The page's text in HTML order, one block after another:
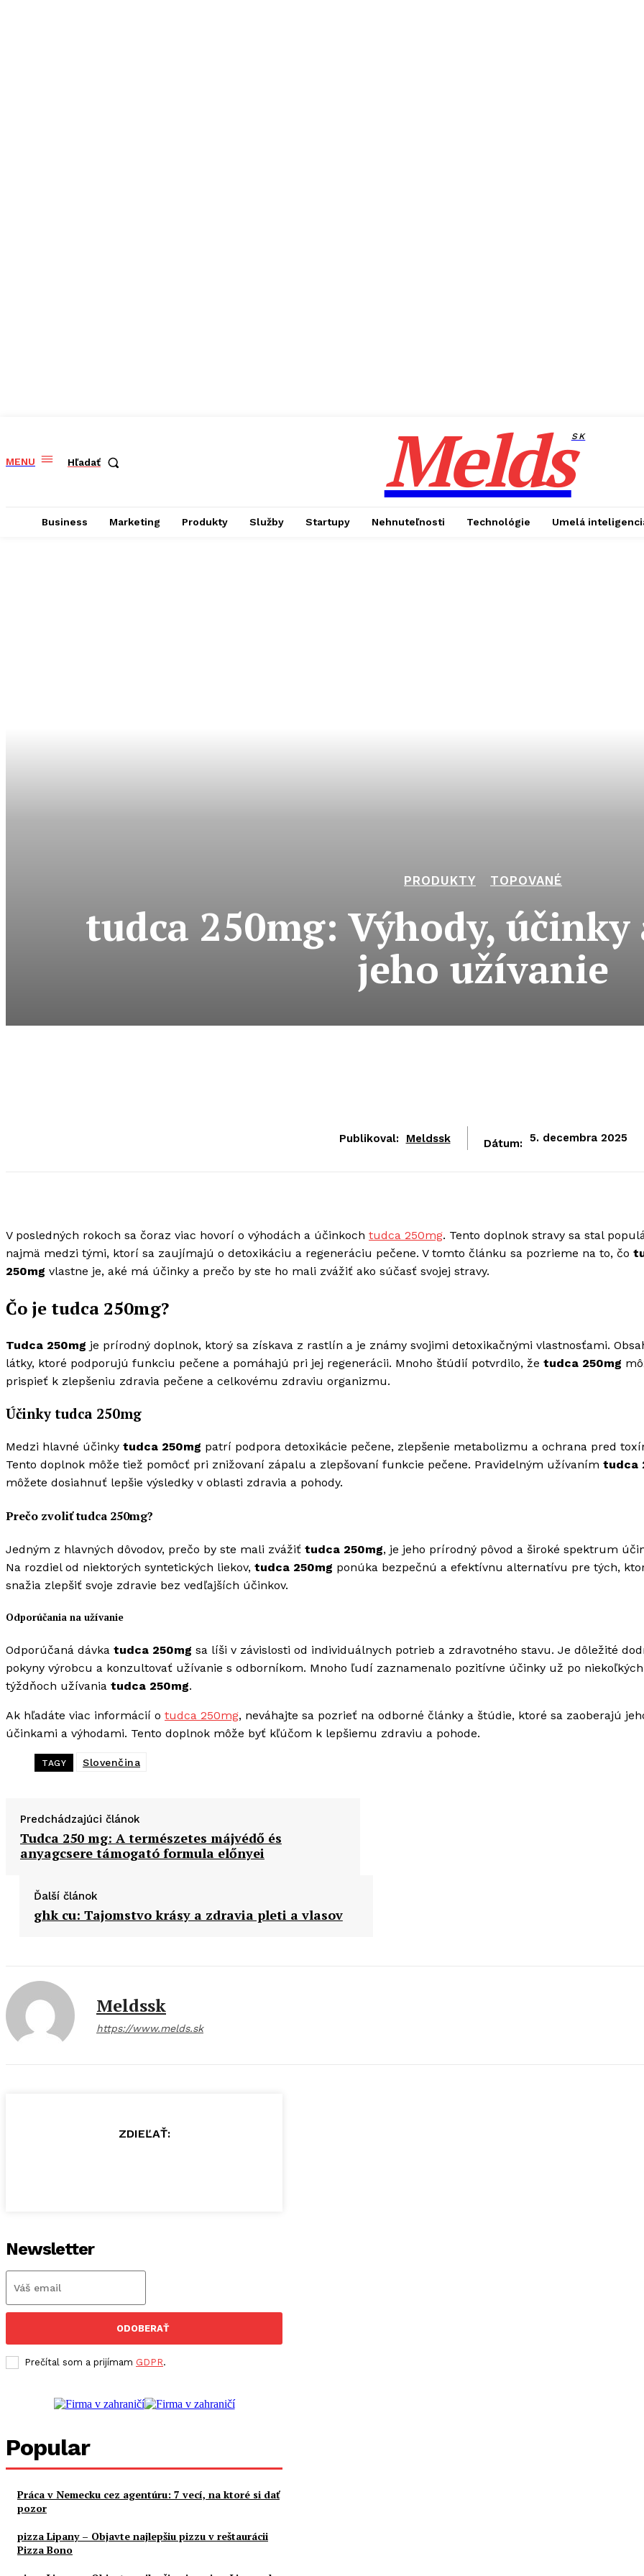
MENU Hľadať MeldsSK
Business Marketing Produkty Služby Startupy Nehnuteľnosti Technológie Umelá
PRODUKTY TOPOVANÉ
tudca 250mg: Výhody,
jeho užívanie
Publikoval: Meldssk Dátum: 5. decembra 2025
V posledných rokoch sa čoraz viac hovorí o výhodách a účinkoch tudca 250mg. Tento doplnok stravy sa stal
najmä medzi tými, ktorí sa zaujímajú o detoxikáciu a regeneráciu pečene. V tomto článku sa pozrieme na to, čo
250mg vlastne je, aké má účinky a prečo by ste ho mali zvážiť ako súčasť svojej stravy.
Čo je tudca 250mg?
Tudca 250mg je prírodný doplnok, ktorý sa získava z rastlín a je známy svojimi detoxikačnými vlastnosťami.
látky, ktoré podporujú funkciu pečene a pomáhajú pri jej regenerácii. Mnoho štúdií potvrdilo, že tudca 250mg
prispieť k zlepšeniu zdravia pečene a celkovému zdraviu organizmu.
Účinky tudca 250mg
Medzi hlavné účinky tudca 250mg patrí podpora detoxikácie pečene, zlepšenie metabolizmu a ochrana pred
Tento doplnok môže tiež pomôcť pri znižovaní zápalu a zlepšovaní funkcie pečene. Pravidelným užívaním tudca
môžete dosiahnuť lepšie výsledky v oblasti zdravia a pohody.
Prečo zvoliť tudca 250mg?
Jedným z hlavných dôvodov, prečo by ste mali zvážiť tudca 250mg, je jeho prírodný pôvod a široké spektrum
Na rozdiel od niektorých syntetických liekov, tudca 250mg ponúka bezpečnú a efektívnu alternatívu pre tých,
snažia zlepšiť svoje zdravie bez vedľajších účinkov.
Odporúčania na užívanie
Odporúčaná dávka tudca 250mg sa líši v závislosti od individuálnych potrieb a zdravotného stavu. Je dôležité
pokyny výrobcu a konzultovať užívanie s odborníkom. Mnoho ľudí zaznamenalo pozitívne účinky už po niekoľkých
týždňoch užívania tudca 250mg.
Ak hľadáte viac informácií o tudca 250mg, neváhajte sa pozrieť na odborné články a štúdie, ktoré sa zaoberajú
účinkami a výhodami. Tento doplnok môže byť kľúčom k lepšiemu zdraviu a pohode.
TAGY Slovenčina
Predchádzajúci článok
Tudca 250 mg: A természetes májvédő és
anyagcsere támogató formula előnyei
Ďalší článok
ghk cu: Tajomstvo krásy a zdravia pleti a vlasov
Meldssk
https://www.melds.sk
ZDIEĽAŤ:
Newsletter
ODOBERAŤ
Prečítal som a prijímam GDPR.
Popular
Práca v Nemecku cez agentúru: 7 vecí, na ktoré si dať
pozor
pizza Lipany – Objavte najlepšiu pizzu v reštaurácii
Pizza Bono